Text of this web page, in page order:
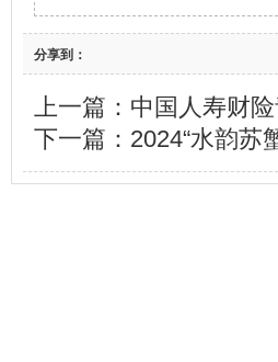
分享到：
上一篇： 中国人寿财
下一篇： 2024“水韵苏